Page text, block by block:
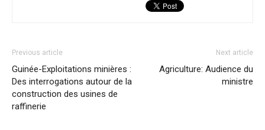
Previous article
Guinée-Exploitations minières :
Des interrogations autour de la
construction des usines de
raffinerie
Next article
Agriculture: Audience du
ministre